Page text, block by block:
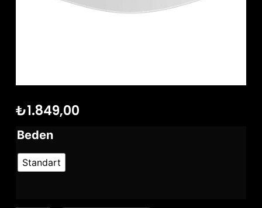
₺1.849,00
Beden
Standart